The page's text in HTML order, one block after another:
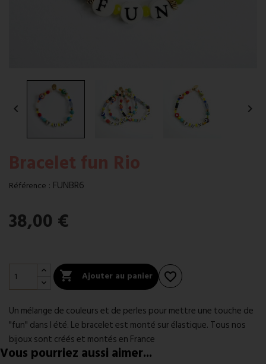
 
Bracelet fun Rio
Référence : FUNBR6
38,00 €
 Ajouter au panier favorite_border
Un mélange de couleurs et de perles pour mettre une touche de
"fun" dans l été. Le bracelet est monté sur élastique. Tous nos
bijoux sont créés et montés en France
Vous pourriez aussi aimer...